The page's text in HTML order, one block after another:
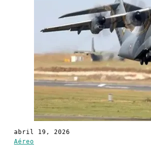
abril 19, 2026
Aéreo